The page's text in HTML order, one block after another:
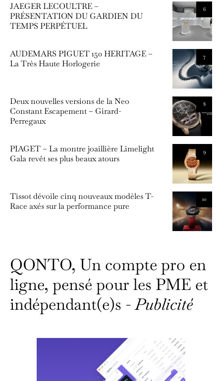
6
JAEGER LECOULTRE –
PRÉSENTATION DU GARDIEN DU
TEMPS PERPÉTUEL
7
AUDEMARS PIGUET 150 HERITAGE –
La Très Haute Horlogerie
8
Deux nouvelles versions de la Neo
Constant Escapement – Girard-
Perregaux
9
PIAGET – La montre joaillière Limelight
Gala revêt ses plus beaux atours
10
Tissot dévoile cinq nouveaux modèles T-
Race axés sur la performance pure
QONTO, Un compte pro en
ligne, pensé pour les PME et
indépendant(e)s -Publicité